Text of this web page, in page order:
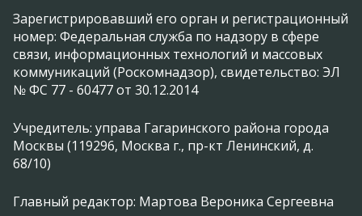
Зарегистрировавший его орган и регистрационный
номер: Федеральная служба по надзору в сфере
связи, информационных технологий и массовых
коммуникаций (Роскомнадзор), свидетельство: ЭЛ
№ ФС 77 - 60477 от 30.12.2014
Учредитель: управа Гагаринского района города
Москвы (119296, Москва г., пр-кт Ленинский, д.
68/10)
Главный редактор: Мартова Вероника Сергеевна